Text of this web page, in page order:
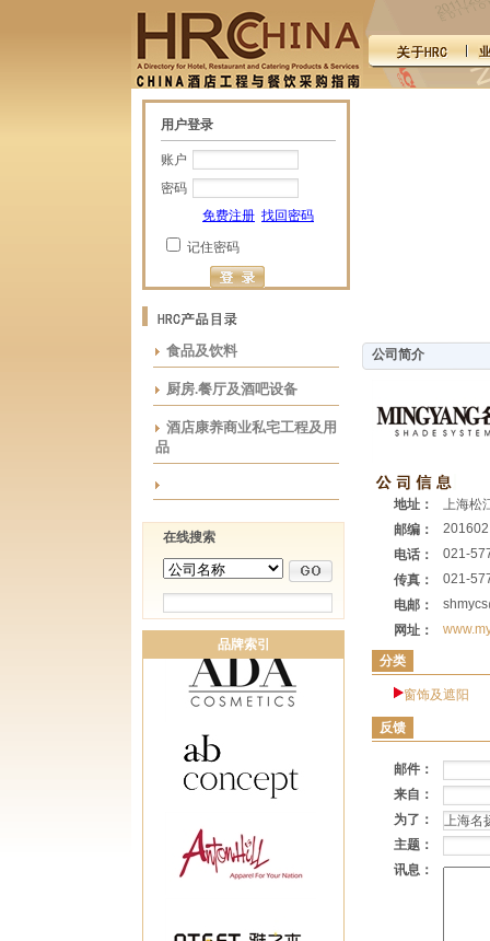
用户登录
账户
密码
免费注册 找回密码
记住密码
食品及饮料
厨房.餐厅及酒吧设备
酒店康养商业私宅工程及用
品
在线搜索
品牌索引
公司简介
地址：
上海松
邮编：
201602
电话：
021-
传真：
021-
电邮：
网址：
分类
窗饰及遮阳
反馈
邮件：
来自：
为了：
主题：
讯息：